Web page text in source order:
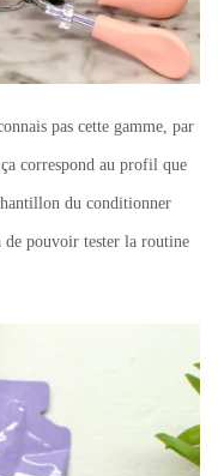
pas cette gamme, par
correspond au profil que
du conditionner
de pouvoir tester la routine